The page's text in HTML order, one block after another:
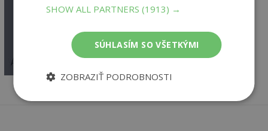
16
,31
Vypredané
SHOW ALL PARTNERS(1913) →
SÚHLASÍM SO VŠETKÝMI
ZOBRAZIŤ PODROBNOSTI